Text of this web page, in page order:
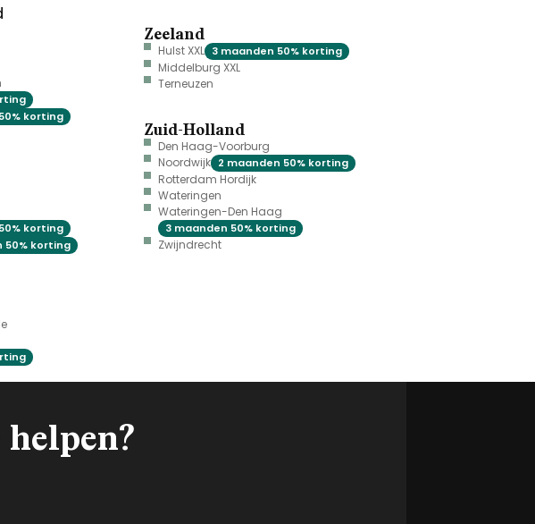
korting
korting
50% korting
Zeeland
Hulst XXL 3 maanden 50% korting
Middelburg XXL
Terneuzen
Zuid-Holland
Den Haag-Voorburg
Noordwijk 2 maanden 50% korting
Rotterdam Hordijk
Wateringen
Wateringen-Den Haag
3 maanden 50% korting
Zwijndrecht